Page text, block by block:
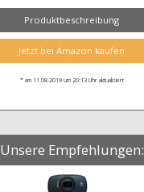
Produktbeschreibung
Jetzt bei Amazon kaufen
* am 11.08.2019 um 20:13 Uhr aktualisiert
Unsere Empfehlungen: